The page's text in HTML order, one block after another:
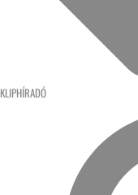
KLIPHÍRADÓ